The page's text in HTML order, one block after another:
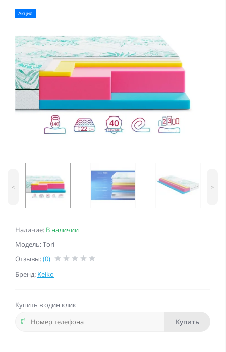
Наличие: В наличии
Модель: Tori
Отзывы:(0)
Бренд: Keiko
Акция
< >
Купить в один клик
Купить